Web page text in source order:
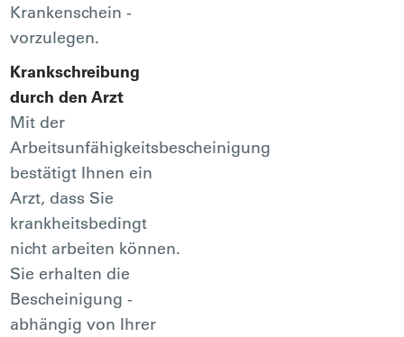
Krankenschein -
vorzulegen.
Krankschreibung
durch den Arzt
Mit der
Arbeitsunfähigkeitsbescheinigung
bestätigt Ihnen ein
Arzt, dass Sie
krankheitsbedingt
nicht arbeiten können.
Sie erhalten die
Bescheinigung -
abhängig von Ihrer